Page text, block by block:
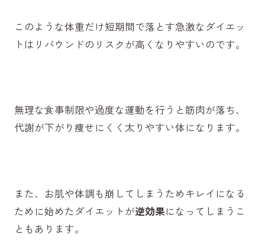
このような体重だけ短期間で落とす急激なダイエッ
トはリバウンドのリスクが高くなりやすいのです。
無理な食事制限や過度な運動を行うと筋肉が落ち、
代謝が下がり痩せにくく太りやすい体になります。
また、お肌や体調も崩してしまうためキレイになる
ために始めたダイエットが逆効果になってしまうこ
ともあります。